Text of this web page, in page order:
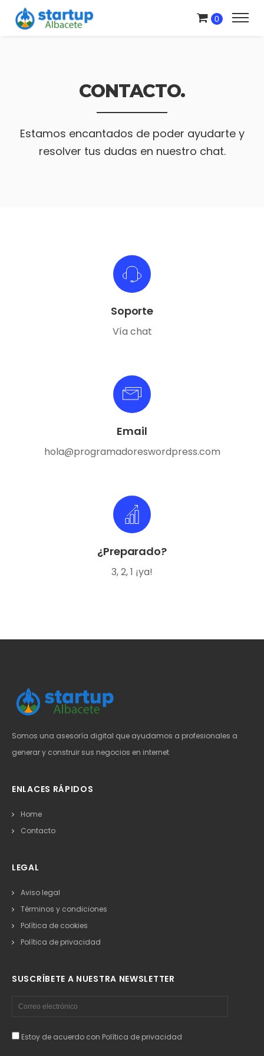
0
CONTACTO.
Estamos encantados de poder ayudarte y
resolver tus dudas en nuestro chat.
Soporte
Vía chat
Email
hola@programadoreswordpress.com
¿Preparado?
3, 2, 1 ¡ya!
Somos una asesoría digital que ayudamos a profesionales a
generar y construir sus negocios en internet
ENLACES RÁPIDOS
Home
Contacto
LEGAL
Aviso legal
Términos y condiciones
Política de cookies
Política de privacidad
SUSCRÍBETE A NUESTRA NEWSLETTER
Estoy de acuerdo con Política de privacidad